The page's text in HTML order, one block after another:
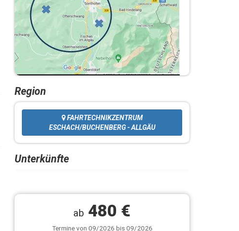
Region
FAHRTECHNIKZENTRUM
ESCHACH/BUCHENBERG - ALLGÄU
Unterkünfte
ab 480 €
Termine von 09/2026 bis 09/2026